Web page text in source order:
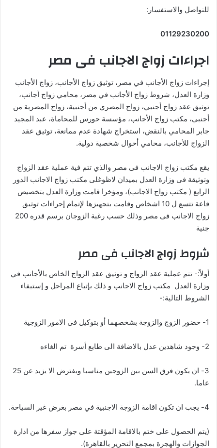
للتواصل والاستفسار:
01129230200
اجراءات زواج الاجانب فى مصر
إجراءات زواج الأجانب في مصر، توثيق زواج الأجانب، زواج الأجانب
وزارة العدل، شروط زواج الأجانب في مصر، محامي زواج أجانب،
توثيق عقد زواج أجنبي، زواج المصري من أجنبية، زواج المصرية من
أجنبي، مكتب زواج الأجانب، مؤسسة حورس للمحاماة، عبد المجيد
جابر المحامي بالنقض، استخراج شهادة عدم ممانعة، توثيق عقد
الزواج للأجانب، محامي أحوال شخصية دولية.
يقع مكتب زواج الاجانب فى مصر والذي تتم فية عملية عقد الزواج
وتوثيقة فى وزارة العدل بميدان لاظوغلى مكتب زواج الاجانب الدور
الرابع ( مكتب زواج الاجانب)، ومؤخرا قامت وزارة العدل بتخصيص
قاعة تتسع ل 10 اشخاص وقامت بتجهيزها لإتمام إجراءات توثيق
زواج الاجانب فى مصر وذلك حسب رغبة الزوجان برسم قدره 200
جنية
شروط زواج الاجانب فى مصر
أولاّ:- تتم عملية عقد الزواج و توثيق عقد الزواج الخاص بالأجانب في
وزارة العدل مكتب زواج الاجانب و ذلك بإتباع المراحل و إستيفاء
الشروط التالية:-
1- حضور الزوج والزوجة بشخصهما أو بتوكيل فى الامور الزوجية
2- وجود شاهدين عدل بالاضافة الى طابع أسرة تم الغاءه
3- ان يكون فرق السن بين الزوجين مناسبا ويفترض الا يزيد عن 25
عاما.
4- يجب ان تكون اقامة الزوجة الاجنبية في مصر بغرض غير السياحة.
(يتم الحصول على ختم بالاقامة المؤقتة على جواز سفرها من ادارة
الجوازات والهجرة بمجمع التحرير بالقاهرة).